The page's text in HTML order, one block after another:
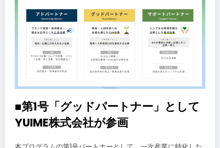
■第1号「グッドパートナー」として
YUIME株式会社が参画